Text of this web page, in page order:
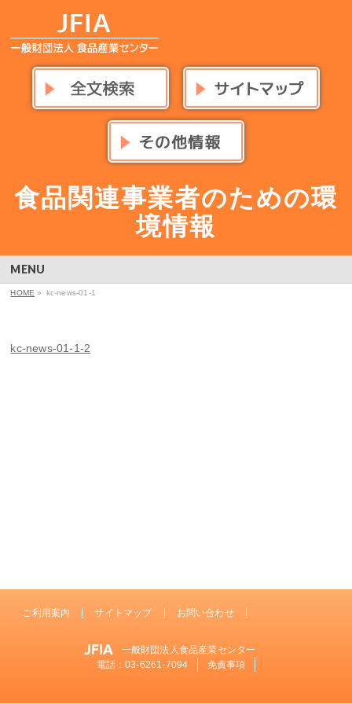
食品関連事業者のための環
境情報
MENU
HOME » kc-news-01-1
kc-news-01-1-2
ご利用案内 サイトマップ お問い合わせ
一般財団法人食品産業センター
電話：03-6261-7094 免責事項